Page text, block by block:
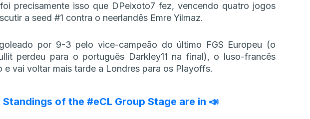
precisamente isso que DPeixoto7 fez, vencendo quatro jogos
a seed #1 contra o neerlandês Emre Yilmaz.
por 9-3 pelo vice-campeão do último FGS Europeu (o
perdeu para o português Darkley11 na final), o luso-francês
e vai voltar mais tarde a Londres para os Playoffs.
Standings of the #eCL Group Stage are in 📣